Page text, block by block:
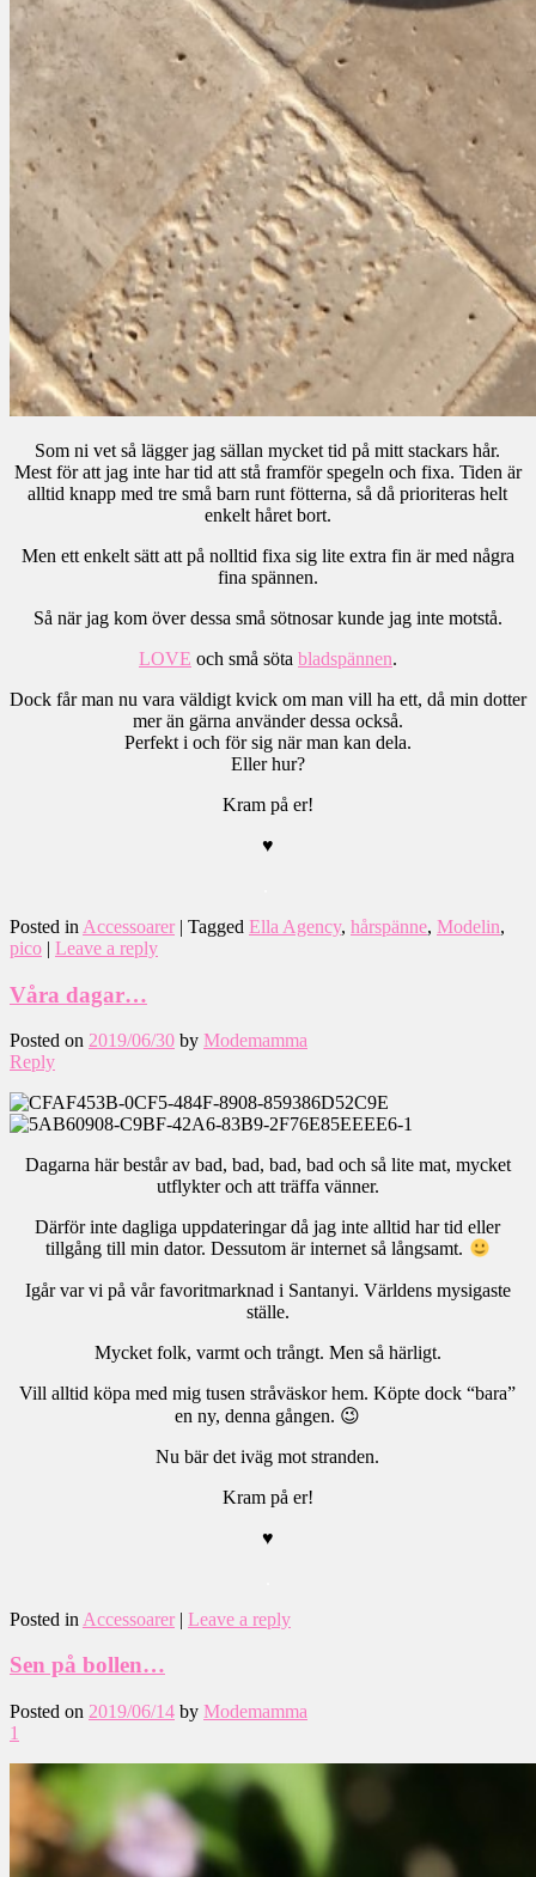
Som ni vet så lägger jag sällan mycket tid på mitt stackars hår.
Mest för att jag inte har tid att stå framför spegeln och fixa. Tiden är
alltid knapp med tre små barn runt fötterna, så då prioriteras helt
enkelt håret bort.
Men ett enkelt sätt att på nolltid fixa sig lite extra fin är med några
fina spännen.
Så när jag kom över dessa små sötnosar kunde jag inte motstå.
LOVE och små söta bladspännen.
Dock får man nu vara väldigt kvick om man vill ha ett, då min dotter
mer än gärna använder dessa också.
Perfekt i och för sig när man kan dela.
Eller hur?
Kram på er!
♥
Posted in Accessoarer | Tagged Ella Agency, hårspänne, Modelin,
pico | Leave a reply
Våra dagar…
Posted on 2019/06/30 by Modemamma
Reply
Dagarna här består av bad, bad, bad, bad och så lite mat, mycket
utflykter och att träffa vänner.
Därför inte dagliga uppdateringar då jag inte alltid har tid eller
tillgång till min dator. Dessutom är internet så långsamt.
Igår var vi på vår favoritmarknad i Santanyi. Världens mysigaste
ställe.
Mycket folk, varmt och trångt. Men så härligt.
Vill alltid köpa med mig tusen stråväskor hem. Köpte dock “bara”
en ny, denna gången. 😉
Nu bär det iväg mot stranden.
Kram på er!
♥
Posted in Accessoarer | Leave a reply
Sen på bollen…
Posted on 2019/06/14 by Modemamma
1